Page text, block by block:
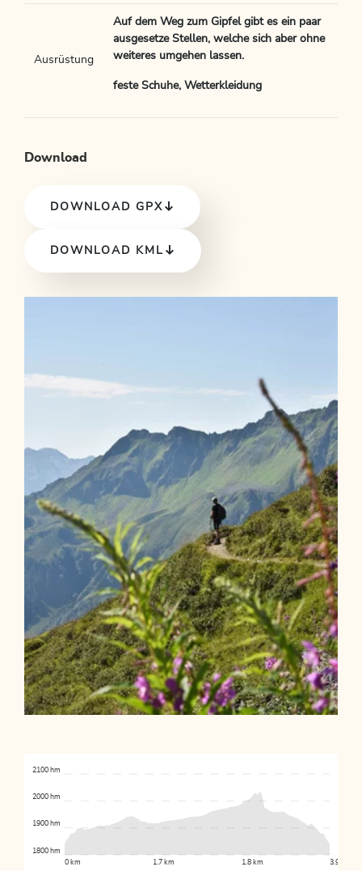
Ausrüstung
Auf dem Weg zum Gipfel gibt es ein paar
ausgesetze Stellen, welche sich aber ohne
weiteres umgehen lassen.
feste Schuhe, Wetterkleidung
Download
DOWNLOAD GPX
DOWNLOAD KML
0 km 1.7 km 1.8 km 3.9 km
1800 hm
1900 hm
2000 hm
2100 hm